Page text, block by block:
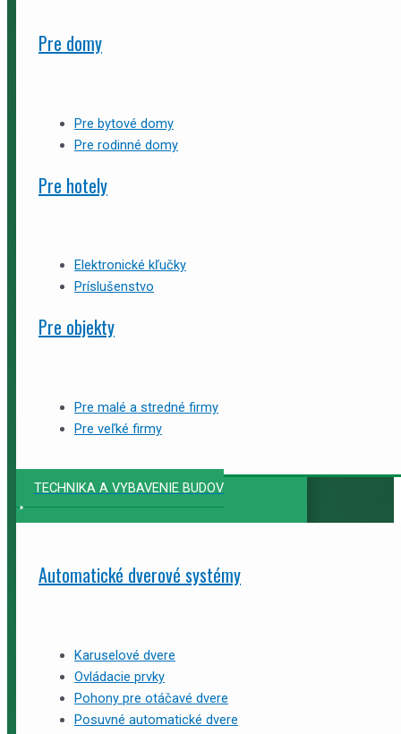
Pre domy
Pre bytové domy
Pre rodinné domy
Pre hotely
Elektronické kľučky
Príslušenstvo
Pre objekty
Pre malé a stredné firmy
Pre veľké firmy
TECHNIKA A VYBAVENIE BUDOV
Automatické dverové systémy
Karuselové dvere
Ovládacie prvky
Pohony pre otáčavé dvere
Posuvné automatické dvere